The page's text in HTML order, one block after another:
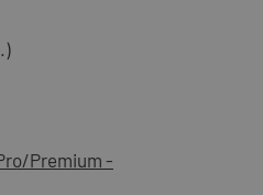
Premium -